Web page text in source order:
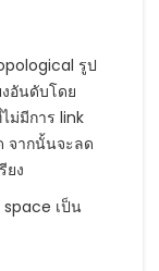
รูป
อันดับโดย
ม่มีการ link
จากนั้นจะลด
ยง
เป็น